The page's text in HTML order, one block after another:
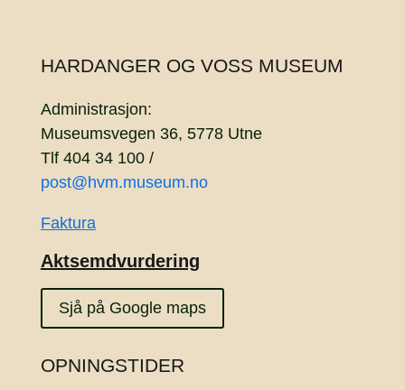
HARDANGER OG VOSS MUSEUM
Administrasjon:
Museumsvegen 36, 5778 Utne
Tlf 404 34 100 /
post@hvm.museum.no
Faktura
Aktsemdvurdering
Sjå på Google maps
OPNINGSTIDER